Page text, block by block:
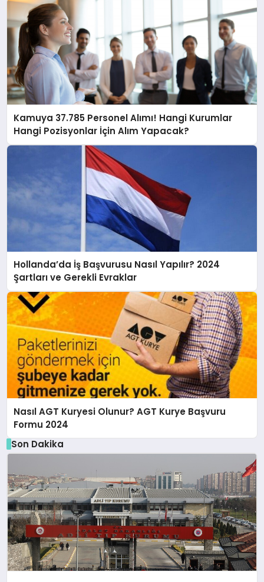
Kamuya 37.785 Personel Alımı! Hangi Kurumlar
Hangi Pozisyonlar İçin Alım Yapacak?
Hollanda’da İş Başvurusu Nasıl Yapılır? 2024
Şartları ve Gerekli Evraklar
Nasıl AGT Kuryesi Olunur? AGT Kurye Başvuru
Formu 2024
Son Dakika